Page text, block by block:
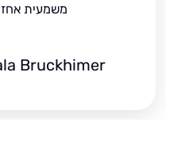
משמעית אחזור אליהם
Ayala Bruckhimer